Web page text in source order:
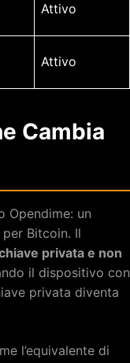
Attivo
Attivo
Cambia
un
Bitcoin. Il
privata e non
il dispositivo con
privata diventa
l’equivalente di